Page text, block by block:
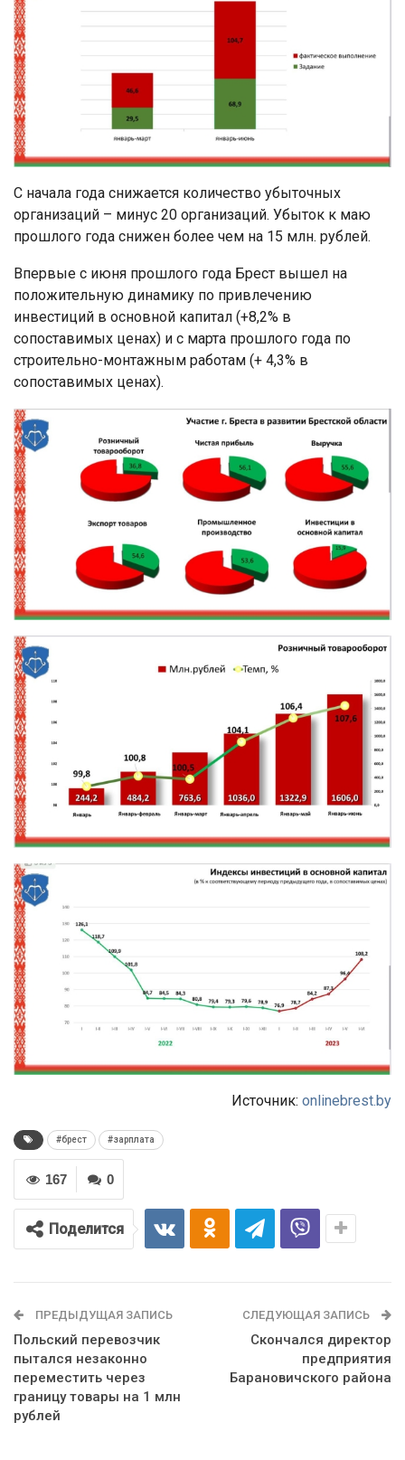
С начала года снижается количество убыточных
организаций – минус 20 организаций. Убыток к маю
прошлого года снижен более чем на 15 млн. рублей.
Впервые с июня прошлого года Брест вышел на
положительную динамику по привлечению
инвестиций в основной капитал (+8,2% в
сопоставимых ценах) и с марта прошлого года по
строительно-монтажным работам (+ 4,3% в
сопоставимых ценах).
Источник: onlinebrest.by
#брест #зарплата
0
167
Поделится
ПРЕДЫДУЩАЯ ЗАПИСЬ
Польский перевозчик
пытался незаконно
переместить через
границу товары на 1 млн
рублей
СЛЕДУЮЩАЯ ЗАПИСЬ
Скончался директор
предприятия
Барановичского района